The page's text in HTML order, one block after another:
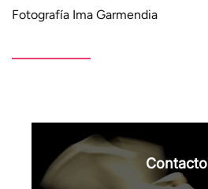
Fotografía Ima Garmendia
Contacto